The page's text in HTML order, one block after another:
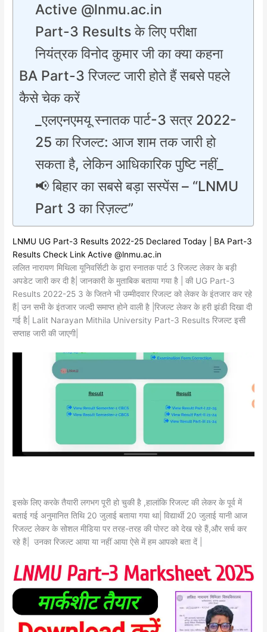
Active @lnmu.ac.in
Part-3 Results के लिए परीक्षा
नियंत्रक विनोद कुमार जी का क्या कहना
BA Part-3 रिजल्ट जारी होते हैं सबसे पहले
कैसे चेक करें
_एलएनएमयू स्नातक पार्ट-3 सत्र 2022-
25 का रिजल्ट: आज शाम तक जारी हो
सकता है, लेकिन आधिकारिक पुष्टि नहीं_
📢 बिहार का सबसे बड़ा सस्पेंस – “LNMU
Part 3 का रिज़ल्ट”
LNMU UG Part-3 Results 2022-25 Declared Today | BA Part-3
Results Check Link Active @lnmu.ac.in
ललित नारायण मिथिला यूनिवर्सिटी के द्वारा स्नातक पार्ट 3 रिजल्ट लेकर के बड़ी
अपडेट जारी कर दी है| जानकारी के मुताबिक बताया गया है | की UG Part-3
Results 2022-25 3 के जितने भी उम्मीदवार रिजल्ट को लेकर के इंतजार कर रहे
हैं| उन सभी के इंतजार जल्दी समाप्त होने वाली है |रिजल्ट लेकर के हरी झंडी दिखा दी
गई है| Lalit Narayan Mithila University Part-3 Results रिजल्ट इसी
सप्ताह जारी की जाएगी|
इसके लिए करके तैयारी लगभग पूरी हो चुकी है ,हालांकि रिजल्ट की लेकर के पूर्व में
बताई गई अनुमानित तिथि 20 जुलाई बताया गया था| विद्यार्थी 20 जुलाई यानी आज
रिजल्ट लेकर के सोशल मीडिया पर तरह-तरह की पोस्ट को देख रहे हैं,और सर्च कर
रहे हैं| उनका रिजल्ट आया या नहीं आया ऐसे में हम आपको बता दें |